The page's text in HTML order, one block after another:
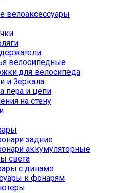
велоаксессуары
велосипедные
для велосипеда
и Зеркала
пера и цепи
на стену
задние
аккумуляторные
света
с динамо
к фонарям